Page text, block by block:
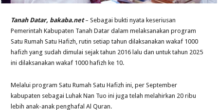
Tanah Datar, bakaba.net– Sebagai bukti nyata keseriusan
Pemerintah Kabupaten Tanah Datar dalam melaksanakan program
Satu Rumah Satu Hafizh, rutin setiap tahun dilaksanakan wakaf 1000
hafizh yang sudah dimulai sejak tahun 2016 lalu dan untuk tahun 2025
ini dilaksanakan wakaf 1000 hafizh ke 10.
Melalui program Satu Rumah Satu Hafizh ini, per September
kabupaten sebagai Luhak Nan Tuo ini juga telah melahirkan 20 ribu
lebih anak-anak penghafal Al Quran.